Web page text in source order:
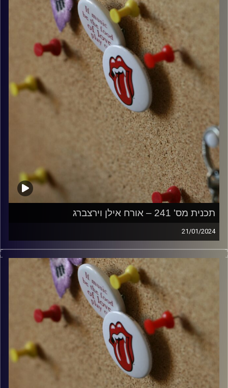
קרדיט תמונות: włodi
תכנית מס' 241 – אורח אילן וירצברג
21/01/2024
קלאסיקות רוק עם אורן הוף – אורח אילן וירצברג
קרדיט תמונות: włodi